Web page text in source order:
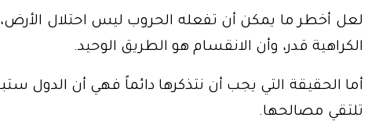
لعل أخطر ما يمكن أن تفعله الحروب ليس احتلال الأرض،
الكراهية قدر، وأن الانقسام هو الطريق الوحيد.
أما الحقيقة التي يجب أن نتذكرها دائماً فهي أن الدول
تلتقي مصالحها.